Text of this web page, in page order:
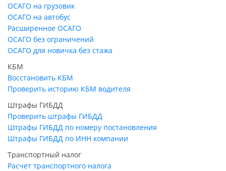
ОСАГО на грузовик
ОСАГО на автобус
Расширенное ОСАГО
ОСАГО без ограничений
ОСАГО для новичка без стажа
КБМ
Восстановить КБМ
Проверить историю КБМ водителя
Штрафы ГИБДД
Проверить штрафы ГИБДД
Штрафы ГИБДД по номеру постановления
Штрафы ГИБДД по ИНН компании
Транспортный налог
Расчет транспортного налога